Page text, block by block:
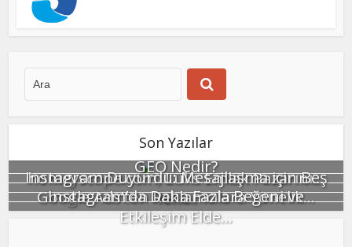
Son Yazılar
GEO Nedir?
homeyscope.com, Lüks Emlak Pazarını...
Instagram Duyurdu: Mesajlaşma için Beş
Yeni...
Google Ads’ten Reklamcılara Yönelik...
Instagram’da Daha Fazla Beğeni ve
Etkileşim Elde...